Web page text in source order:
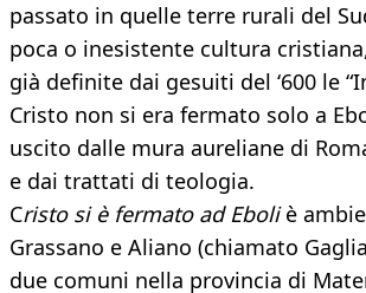
passato in quelle terre rurali del
poca o inesistente cultura
già definite dai gesuiti del ‘600 le
Cristo non si era fermato solo a
uscito dalle mura aureliane di
e dai trattati di teologia.
Cristo si è fermato ad Eboliè
Grassano e Aliano (chiamato
due comuni nella provincia di